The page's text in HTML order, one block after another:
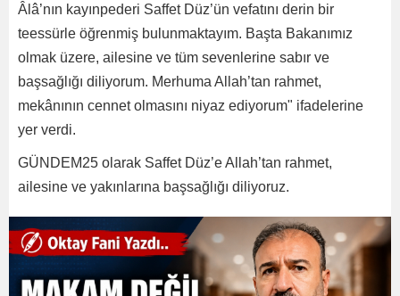
Âlâ’nın kayınpederi Saffet Düz’ün vefatını derin bir
teessürle öğrenmiş bulunmaktayım. Başta Bakanımız
olmak üzere, ailesine ve tüm sevenlerine sabır ve
başsağlığı diliyorum. Merhuma Allah’tan rahmet,
mekânının cennet olmasını niyaz ediyorum" ifadelerine
yer verdi.
GÜNDEM25 olarak Saffet Düz’e Allah’tan rahmet,
ailesine ve yakınlarına başsağlığı diliyoruz.